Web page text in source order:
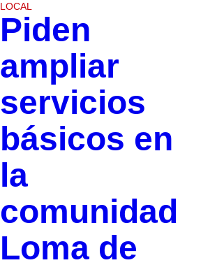
LOCAL
Piden
ampliar
servicios
básicos en
la
comunidad
Loma de